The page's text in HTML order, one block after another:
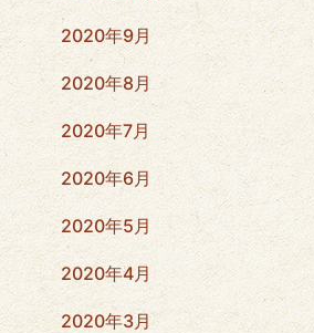
2020年9月
2020年8月
2020年7月
2020年6月
2020年5月
2020年4月
2020年3月